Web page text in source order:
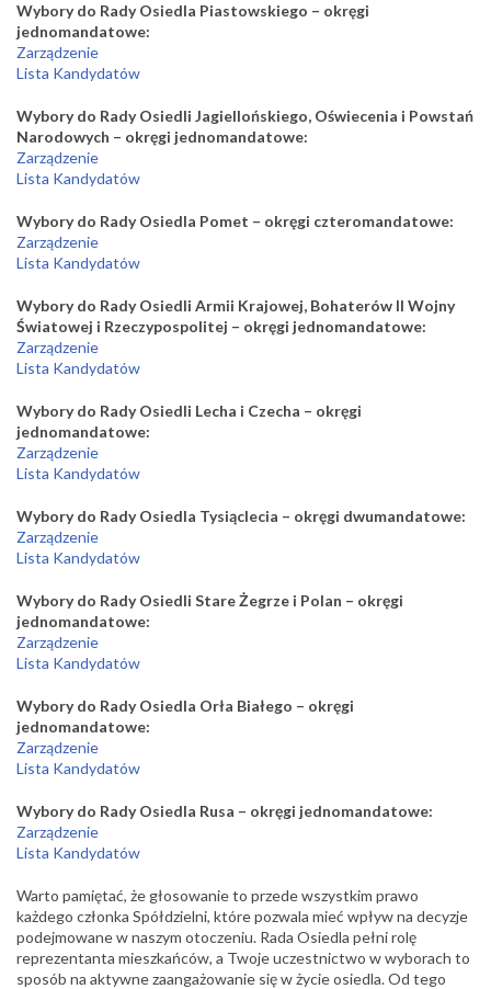
Wybory do Rady Osiedla Piastowskiego – okręgi
jednomandatowe:
Zarządzenie
Lista Kandydatów
Wybory do Rady Osiedli Jagiellońskiego, Oświecenia i Powstań
Narodowych – okręgi jednomandatowe:
Zarządzenie
Lista Kandydatów
Wybory do Rady Osiedla Pomet – okręgi czteromandatowe:
Zarządzenie
Lista Kandydatów
Wybory do Rady Osiedli Armii Krajowej, Bohaterów II Wojny
Światowej i Rzeczypospolitej – okręgi jednomandatowe:
Zarządzenie
Lista Kandydatów
Wybory do Rady Osiedli Lecha i Czecha – okręgi
jednomandatowe:
Zarządzenie
Lista Kandydatów
Wybory do Rady Osiedla Tysiąclecia – okręgi dwumandatowe:
Zarządzenie
Lista Kandydatów
Wybory do Rady Osiedli Stare Żegrze i Polan – okręgi
jednomandatowe:
Zarządzenie
Lista Kandydatów
Wybory do Rady Osiedla Orła Białego – okręgi
jednomandatowe:
Zarządzenie
Lista Kandydatów
Wybory do Rady Osiedla Rusa – okręgi jednomandatowe:
Zarządzenie
Lista Kandydatów
Warto pamiętać, że głosowanie to przede wszystkim prawo
każdego członka Spółdzielni, które pozwala mieć wpływ na decyzje
podejmowane w naszym otoczeniu. Rada Osiedla pełni rolę
reprezentanta mieszkańców, a Twoje uczestnictwo w wyborach to
sposób na aktywne zaangażowanie się w życie osiedla. Od tego